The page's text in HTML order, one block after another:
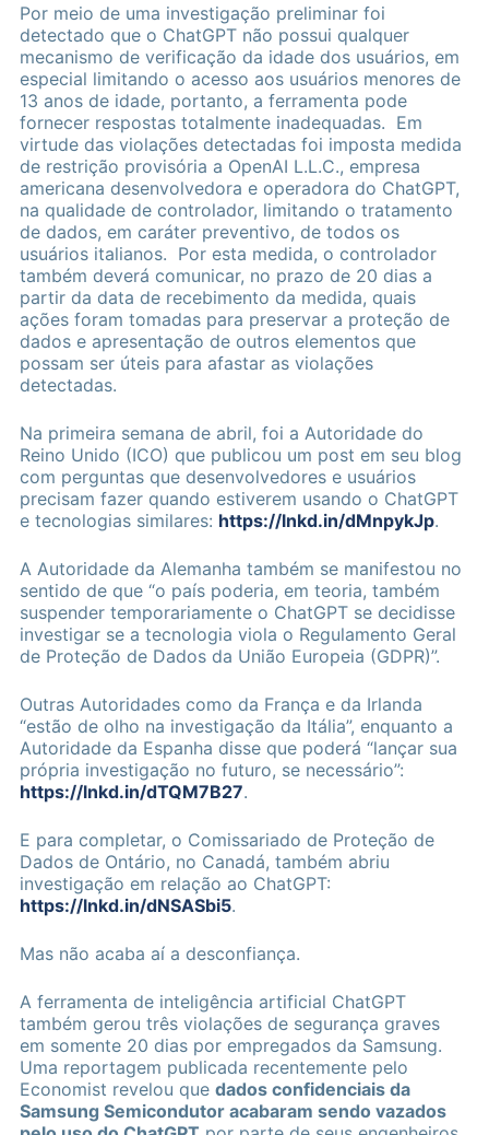
Por meio de uma investigação preliminar foi
detectado que o ChatGPT não possui qualquer
mecanismo de verificação da idade dos usuários, em
especial limitando o acesso aos usuários menores de
13 anos de idade, portanto, a ferramenta pode
fornecer respostas totalmente inadequadas. Em
virtude das violações detectadas foi imposta medida
de restrição provisória a OpenAI L.L.C., empresa
americana desenvolvedora e operadora do ChatGPT,
na qualidade de controlador, limitando o tratamento
de dados, em caráter preventivo, de todos os
usuários italianos. Por esta medida, o controlador
também deverá comunicar, no prazo de 20 dias a
partir da data de recebimento da medida, quais
ações foram tomadas para preservar a proteção de
dados e apresentação de outros elementos que
possam ser úteis para afastar as violações
detectadas.
Na primeira semana de abril, foi a Autoridade do
Reino Unido (ICO) que publicou um post em seu blog
com perguntas que desenvolvedores e usuários
precisam fazer quando estiverem usando o ChatGPT
e tecnologias similares: https://lnkd.in/dMnpykJp.
A Autoridade da Alemanha também se manifestou no
sentido de que “o país poderia, em teoria, também
suspender temporariamente o ChatGPT se decidisse
investigar se a tecnologia viola o Regulamento Geral
de Proteção de Dados da União Europeia (GDPR)”.
Outras Autoridades como da França e da Irlanda
“estão de olho na investigação da Itália”, enquanto a
Autoridade da Espanha disse que poderá “lançar sua
própria investigação no futuro, se necessário”:
https://lnkd.in/dTQM7B27.
E para completar, o Comissariado de Proteção de
Dados de Ontário, no Canadá, também abriu
investigação em relação ao ChatGPT:
https://lnkd.in/dNSASbi5.
Mas não acaba aí a desconfiança.
A ferramenta de inteligência artificial ChatGPT
também gerou três violações de segurança graves
em somente 20 dias por empregados da Samsung.
Uma reportagem publicada recentemente pelo
Economist revelou que dados confidenciais da
Samsung Semicondutor acabaram sendo vazados